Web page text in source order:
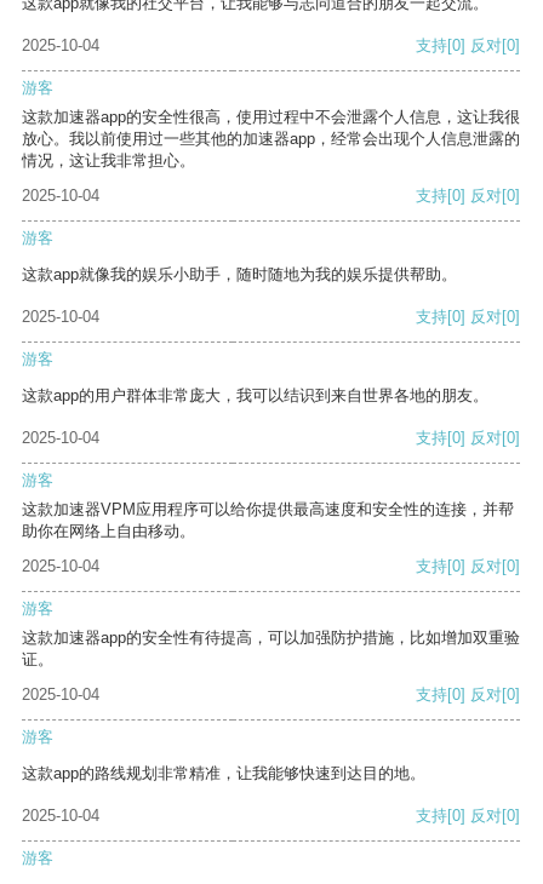
2025-10-04 支持[0] 反对[0]
游客
这款加速器app的安全性很高，使用过程中不会泄露个人信息，这让我很
放心。我以前使用过一些其他的加速器app，经常会出现个人信息泄露的
情况，这让我非常担心。
2025-10-04
支持[0] 反对[0]
游客
这款app就像我的娱乐小助手，随时随地为我的娱乐提供帮助。
2025-10-04 支持[0] 反对[0]
游客
这款app的用户群体非常庞大，我可以结识到来自世界各地的朋友。
2025-10-04 支持[0] 反对[0]
游客
这款加速器VPM应用程序可以给你提供最高速度和安全性的连接，并帮
助你在网络上自由移动。
2025-10-04
支持[0] 反对[0]
游客
这款加速器app的安全性有待提高，可以加强防护措施，比如增加双重验
证。
2025-10-04
支持[0] 反对[0]
游客
这款app的路线规划非常精准，让我能够快速到达目的地。
2025-10-04 支持[0] 反对[0]
游客